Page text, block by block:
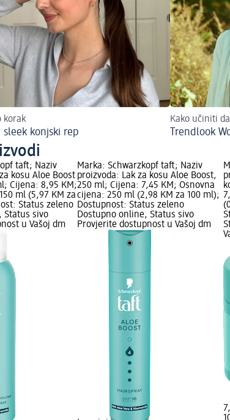
korak
konjski rep
Kako učiniti
Trendlook
taft; Naziv
kosu Aloe Boost
Cijena: 8,95 KM;
ml (5,97 KM za
Status zeleno
Status sivo
u Vašoj dm
Marka: Schwarzkopf taft; Naziv
proizvoda: Lak za kosu Aloe Boost,
250 ml; Cijena: 7,45 KM; Osnovna
cijena: 250 ml (2,98 KM za 100 ml);
Dostupnost: Status zeleno
Dostupno online, Status sivo
Provjerite dostupnost u Vašoj dm